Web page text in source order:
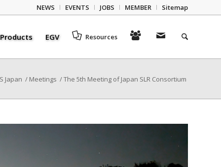
NEWS EVENTS JOBS MEMBER Sitemap
Products EGV Resources
Japan / Meetings /The 5th Meeting of Japan SLR Consortium